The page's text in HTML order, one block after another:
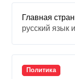
Главная
русский язык
Политика